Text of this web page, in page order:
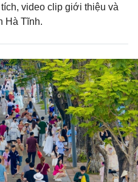
video clip giới thiệu và
Hà Tĩnh.